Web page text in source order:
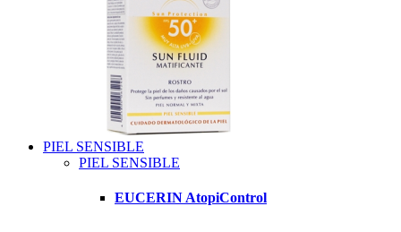
PIEL SENSIBLE
PIEL SENSIBLE
EUCERIN AtopiControl